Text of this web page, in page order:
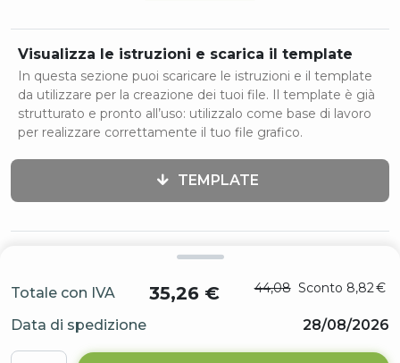
Visualizza le istruzioni e scarica il template
In questa sezione puoi scaricare le istruzioni e il template
da utilizzare per la creazione dei tuoi file. Il template è già
strutturato e pronto all’uso: utilizzalo come base di lavoro
per realizzare correttamente il tuo file grafico.
TEMPLATE
Totale con IVA 35,26 € 44,08 Sconto 8,82€
Data di spedizione 28/08/2026